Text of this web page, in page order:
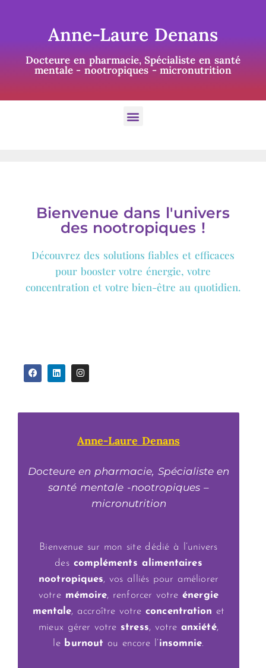
Anne-Laure Denans
Docteure en pharmacie, Spécialiste en santé
mentale - nootropiques - micronutrition
Bienvenue dans l'univers
des nootropiques !
Découvrez des solutions fiables et efficaces
pour booster votre énergie, votre
concentration et votre bien-être au quotidien.
Anne-Laure Denans
Docteure en pharmacie, Spécialiste en
santé mentale -nootropiques –
micronutrition
Bienvenue sur mon site dédié à l’univers
des compléments alimentaires
nootropiques, vos alliés pour améliorer
votre mémoire, renforcer votreénergie
mentale, accroître votreconcentration et
mieux gérer votrestress, votre anxiété,
le burnout ou encore l’insomnie.